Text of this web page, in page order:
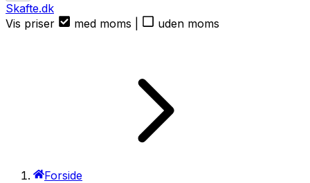
Skafte.dk
Vis priser
med moms uden moms
Forside